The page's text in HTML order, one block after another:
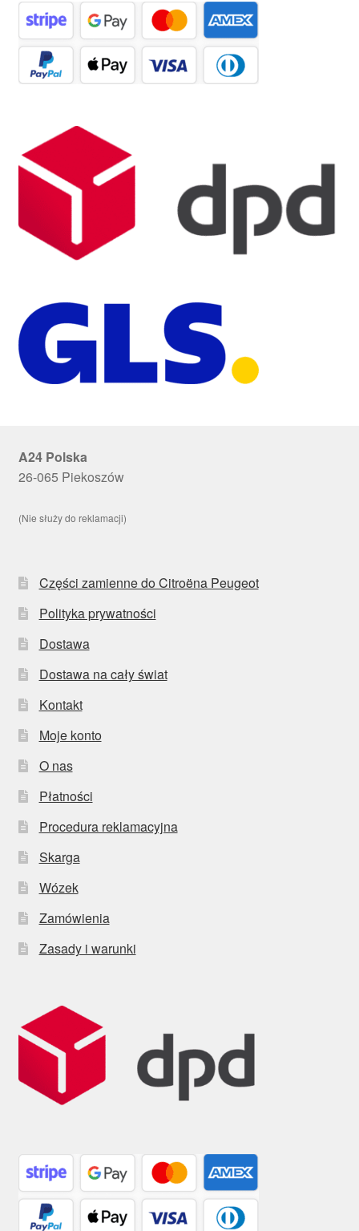
A24 Polska
26-065 Piekoszów
(Nie służy do reklamacji)
Części zamienne do Citroëna Peugeot
Polityka prywatności
Dostawa
Dostawa na cały świat
Kontakt
Moje konto
O nas
Płatności
Procedura reklamacyjna
Skarga
Wózek
Zamówienia
Zasady i warunki